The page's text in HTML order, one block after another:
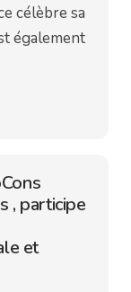
célèbre sa
également
, participe
et